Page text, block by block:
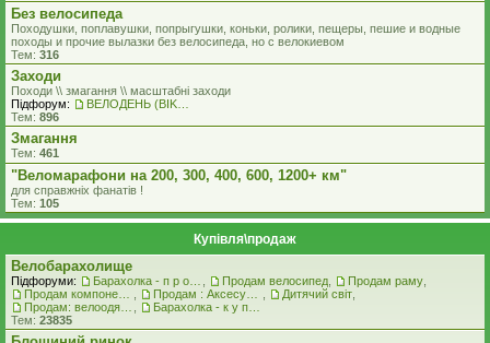
Без велосипеда
Походушки, поплавушки, попрыгушки, коньки, ролики, пещеры, пешие и водные
походы и прочие вылазки без велосипеда, но с велокиевом
Тем: 316
Заходи
Походи \\ змагання \\ масштабні заходи
Підфорум:
Тем: 896
Змагання
Тем: 461
"Веломарафони на 200, 300, 400, 600, 1200+ км"
для справжнiх фанатiв !
Тем: 105
Купівля\продаж
Велобарахолище
Підфоруми: Продам велосипед Продам раму
Дитячий світ
Тем: 23835